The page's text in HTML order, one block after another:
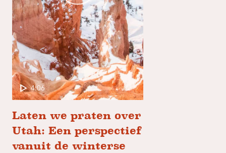
4:06
Laten we praten over
Utah: Een perspectief
vanuit de winterse